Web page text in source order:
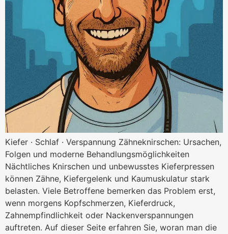
Kiefer · Schlaf · Verspannung Zähneknirschen: Ursachen,
Folgen und moderne Behandlungsmöglichkeiten
Nächtliches Knirschen und unbewusstes Kieferpressen
können Zähne, Kiefergelenk und Kaumuskulatur stark
belasten. Viele Betroffene bemerken das Problem erst,
wenn morgens Kopfschmerzen, Kieferdruck,
Zahnempfindlichkeit oder Nackenverspannungen
auftreten. Auf dieser Seite erfahren Sie, woran man die